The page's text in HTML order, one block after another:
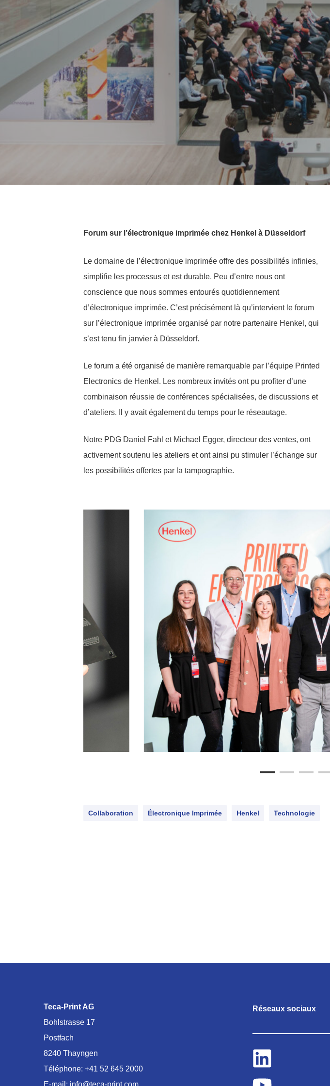
Forum sur l’électronique imprimée chez Henkel à Düsseldorf
Le domaine de l’électronique imprimée offre des possibilités infinies,
simplifie les processus et est durable. Peu d’entre nous ont
conscience que nous sommes entourés quotidiennement
d’électronique imprimée. C’est précisément là qu’intervient le forum
sur l’électronique imprimée organisé par notre partenaire Henkel, qui
s’est tenu fin janvier à Düsseldorf.
Le forum a été organisé de manière remarquable par l’équipe Printed
Electronics de Henkel. Les nombreux invités ont pu profiter d’une
combinaison réussie de conférences spécialisées, de discussions et
d’ateliers. Il y avait également du temps pour le réseautage.
Notre PDG Daniel Fahl et Michael Egger, directeur des ventes, ont
activement soutenu les ateliers et ont ainsi pu stimuler l’échange sur
les possibilités offertes par la tampographie.
Collaboration Électronique Imprimée Henkel Technologie
Teca-Print AG
Bohlstrasse 17
Postfach
8240 Thayngen
Téléphone: +41 52 645 2000
E-mail: info@teca-print.com
Réseaux sociaux